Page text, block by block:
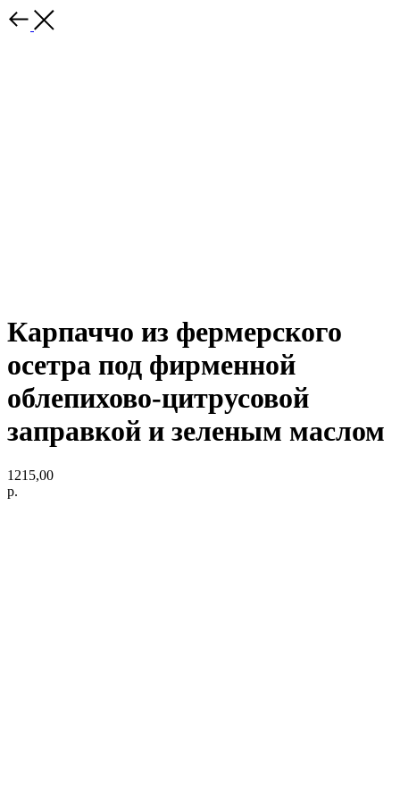
Карпаччо из фермерского
осетра под фирменной
облепихово-цитрусовой
заправкой и зеленым маслом
1215,00
р.